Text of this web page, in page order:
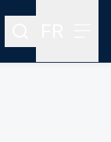
Rechercher